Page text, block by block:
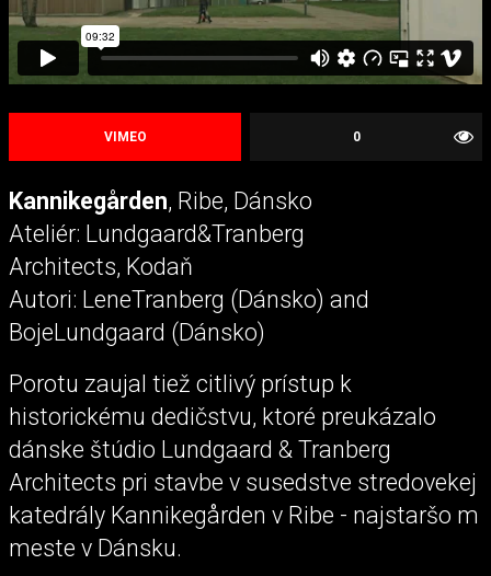
0
VIMEO
Kannikegården, Ribe, Dánsko
Ateliér: Lundgaard&Tranberg
Architects, Kodaň
Autori: LeneTranberg (Dánsko) and
BojeLundgaard (Dánsko)
Porotu zaujal tiež citlivý prístup k
historickému dedičstvu, ktoré preukázalo
dánske štúdio Lundgaard & Tranberg
Architects pri stavbe v susedstve stredovekej
katedrály Kannikegården v Ribe - najstaršo m
meste v Dánsku.